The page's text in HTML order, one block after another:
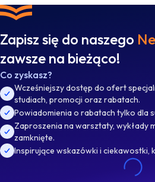
Zapisz się do naszego
zawsze na bieżąco!
Co zyskasz?
Wcześniejszy dostęp do ofert
studiach, promocji oraz rabatach.
Powiadomienia o rabatach tylko dla
Zaproszenia na warsztaty, wykłady
zamknięte.
Inspirujące wskazówki i ciekawostki,